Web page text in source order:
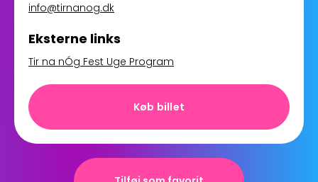
info@tirnanog.dk
Eksterne links
Tir na nÓg Fest Uge Program
Køb billet